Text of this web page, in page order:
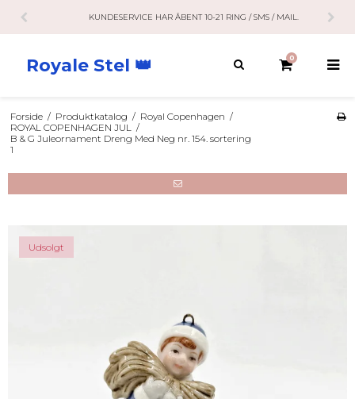
KUNDESERVICE HAR ÅBENT 10-21 RING / SMS / MAIL.
Royale Stel 👑 0
Forside / Produktkatalog / Royal Copenhagen /
ROYAL COPENHAGEN JUL
/
B & G Juleornament Dreng Med Neg nr. 154. sortering
1
Udsolgt